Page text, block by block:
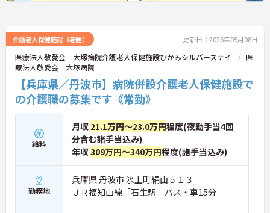
介護老人保健施設（老健） 更新日：2026年05月08日
医療法人敬愛会 大塚病院介護老人保健施設ひかみシルバーステイ
医
療法人敬愛会 大塚病院
【兵庫県／丹波市】病院併設介護老人保健施設で
の介護職の募集です《常勤》
給料
月収 21.1万円～23.0万円程度(夜勤手当4回
分含む諸手当込み)
年収309万円～340万円程度(諸手当込み)
勤務地
兵庫県 丹波市 氷上町絹山５１３
ＪＲ福知山線「石生駅」バス・車15分